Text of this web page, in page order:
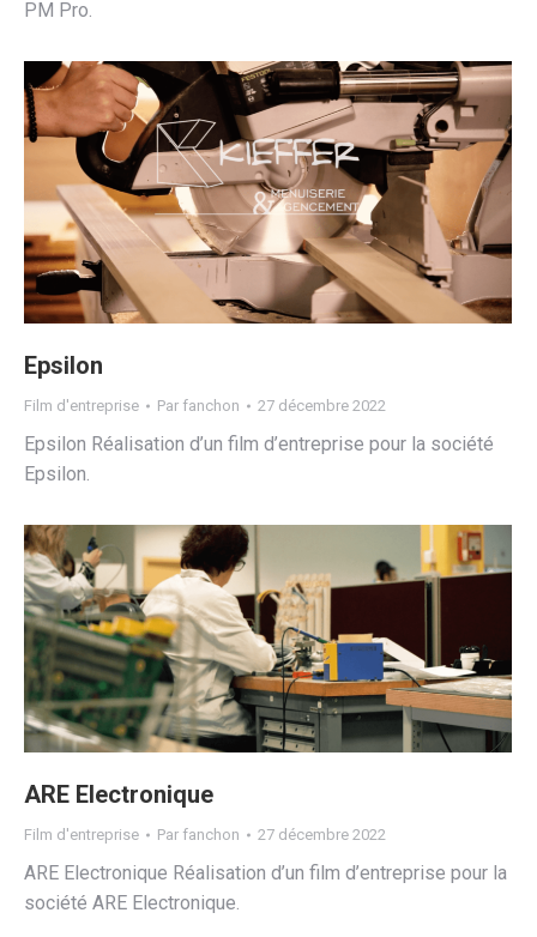
PM Pro.
Epsilon
Film d'entreprise Par fanchon 27 décembre 2022
Epsilon Réalisation d’un film d’entreprise pour la société
Epsilon.
ARE Electronique
Film d'entreprise Par fanchon 27 décembre 2022
ARE Electronique Réalisation d’un film d’entreprise pour la
société ARE Electronique.